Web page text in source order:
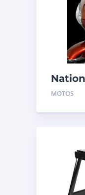
brise
MOTOS